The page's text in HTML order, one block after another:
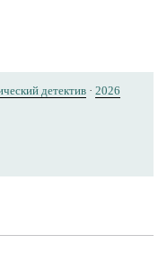
детектив · 2026